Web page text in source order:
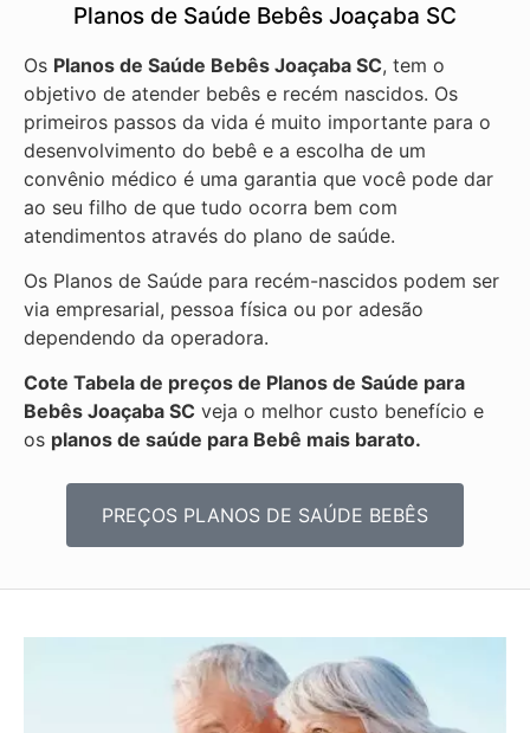
Planos de Saúde Bebês Joaçaba SC
Os Planos de Saúde Bebês Joaçaba SC, tem o
objetivo de atender bebês e recém nascidos. Os
primeiros passos da vida é muito importante para o
desenvolvimento do bebê e a escolha de um
convênio médico é uma garantia que você pode dar
ao seu filho de que tudo ocorra bem com
atendimentos através do plano de saúde.
Os Planos de Saúde para recém-nascidos podem ser
via empresarial, pessoa física ou por adesão
dependendo da operadora.
Cote Tabela de preços de Planos de Saúde para
Bebês Joaçaba SC veja o melhor custo benefício e
os planos de saúde para Bebê mais barato.
PREÇOS PLANOS DE SAÚDE BEBÊS